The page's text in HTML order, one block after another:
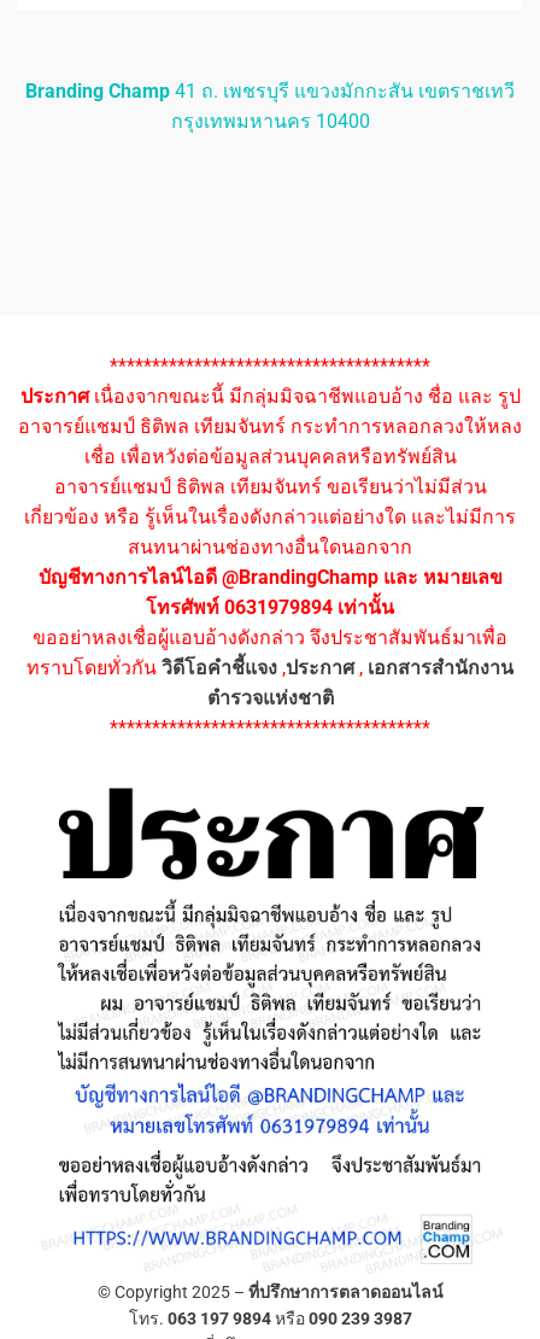
Branding Champ 41 ถ. เพชรบุรี แขวงมักกะสัน เขตราชเทวี
กรุงเทพมหานคร 10400
**************************************
ประกาศเนื่องจากขณะนี้ มีกลุ่มมิจฉาชีพแอบอ้าง ชื่อ และ รูป
อาจารย์แชมป์ ธิติพล เทียมจันทร์ กระทำการหลอกลวงให้หลง
เชื่อ เพื่อหวังต่อข้อมูลส่วนบุคคลหรือทรัพย์สิน
อาจารย์แชมป์ ธิติพล เทียมจันทร์ ขอเรียนว่าไม่มีส่วน
เกี่ยวข้อง หรือ รู้เห็นในเรื่องดังกล่าวแต่อย่างใด และไม่มีการ
สนทนาผ่านช่องทางอื่นใดนอกจาก
บัญชีทางการไลน์ไอดี @BrandingChamp และ หมายเลข
โทรศัพท์ 0631979894 เท่านั้น
ขออย่าหลงเชื่อผู้แอบอ้างดังกล่าว จึงประชาสัมพันธ์มาเพื่อ
ทราบโดยทั่วกัน วิดีโอคำชี้แจง ,ประกาศ, เอกสารสำนักงาน
ตำรวจแห่งชาติ
**************************************
© Copyright 2025 – ที่ปรึกษาการตลาดออนไลน์
โทร. 063 197 9894หรือ090 239 3987